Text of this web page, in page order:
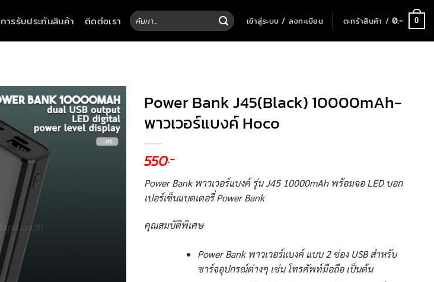
การรับประกันสินค้า ติดต่อเรา ค้นหา: เข้าสู่ระบบ / ลงทะเบียน ตะกร้าสินค้า /0.- 0
Power Bank J45(Black) 10000mAh-
พาวเวอร์แบงค์ Hoco
550.-
Power Bank พาวเวอร์แบงค์ รุ่น J45 10000mAh พร้อมจอ LED บอก
เปอร์เซ็นแบตเตอรี่ Power Bank
คุณสมบัติพิเศษ
Power Bank พาวเวอร์แบงค์ แบบ 2 ช่อง USB สำหรับ
ชาร์จอุปกรณ์ต่างๆ เช่น โทรศัพท์มือถือ เป็นต้น